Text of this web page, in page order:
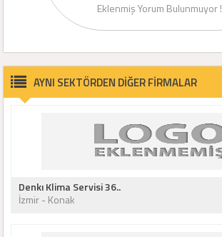
Eklenmiş Yorum Bulunmuyor !
AYNI SEKTÖRDEN DİĞER FİRMALAR
Denkı Klima Servisi 36..
İzmir - Konak